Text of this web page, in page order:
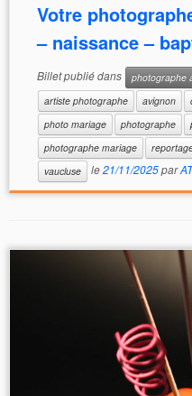
Votre
– naissance –
Billet publié dans photographe
artiste photographe avignon
photo mariage
photographe
photographe mariage
vaucluse
le21/11/2025par